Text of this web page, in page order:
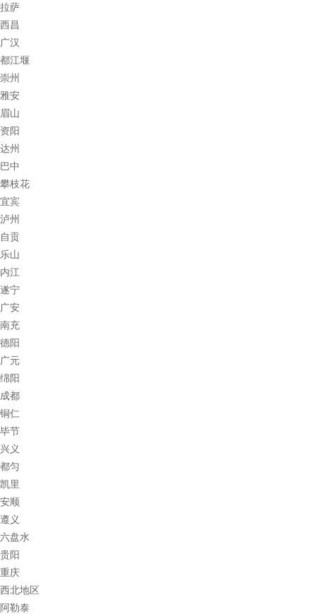
拉萨
西昌
广汉
都江堰
崇州
雅安
眉山
资阳
达州
巴中
攀枝花
宜宾
泸州
自贡
乐山
内江
遂宁
广安
南充
德阳
广元
绵阳
成都
铜仁
毕节
兴义
都匀
凯里
安顺
遵义
六盘水
贵阳
重庆
西北地区
阿勒泰